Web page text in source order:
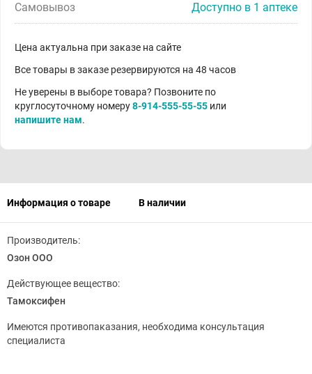
Самовывоз Доступно в 1 аптеке
Цена актуальна при заказе на сайте
Все товары в заказе резервируются на 48 часов
Не уверены в выборе товара? Позвоните по
круглосуточному номеру8-914-555-55-55 или
напишите нам.
Информация о товаре В наличии
Производитель:
Озон ООО
Действующее вещество:
Тамоксифен
Имеются противопаказания, необходима консультация
специалиста